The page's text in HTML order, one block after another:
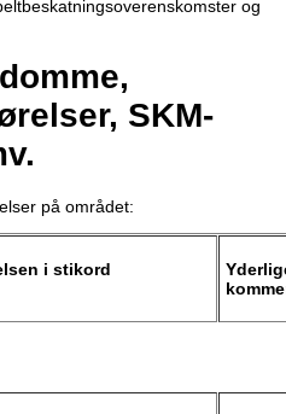
og
SKM-
på området:
i stikord